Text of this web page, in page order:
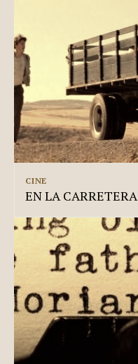
CINE
EN LA CARRETERA